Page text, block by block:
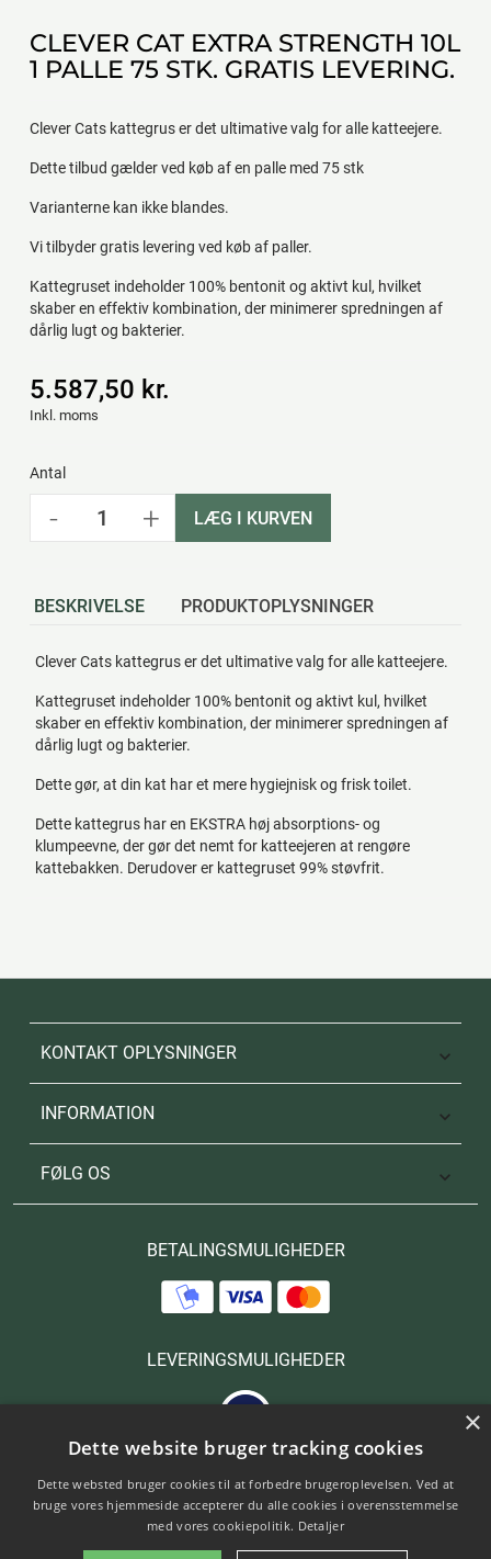
CLEVER CAT EXTRA STRENGTH 10L
1 PALLE 75 STK. GRATIS LEVERING.
Clever Cats kattegrus er det ultimative valg for alle katteejere.
Dette tilbud gælder ved køb af en palle med 75 stk
Varianterne kan ikke blandes.
Vi tilbyder gratis levering ved køb af paller.
Kattegruset indeholder 100% bentonit og aktivt kul, hvilket
skaber en effektiv kombination, der minimerer spredningen af
dårlig lugt og bakterier.
5.587,50 kr.
Inkl. moms
Antal
- + LÆG I KURVEN
BESKRIVELSE PRODUKTOPLYSNINGER
Clever Cats kattegrus er det ultimative valg for alle katteejere.
Kattegruset indeholder 100% bentonit og aktivt kul, hvilket
skaber en effektiv kombination, der minimerer spredningen af
dårlig lugt og bakterier.
Dette gør, at din kat har et mere hygiejnisk og frisk toilet.
Dette kattegrus har en EKSTRA høj absorptions- og
klumpeevne, der gør det nemt for katteejeren at rengøre
kattebakken. Derudover er kattegruset 99% støvfrit.
KONTAKT OPLYSNINGER 
INFORMATION 
FØLG OS 
BETALINGSMULIGHEDER
LEVERINGSMULIGHEDER
Dette website bruger tracking cookies
Dette websted bruger cookies til at forbedre brugeroplevelsen. Ved at
bruge vores hjemmeside accepterer du alle cookies i overensstemmelse
med vores cookiepolitik. Detaljer
×